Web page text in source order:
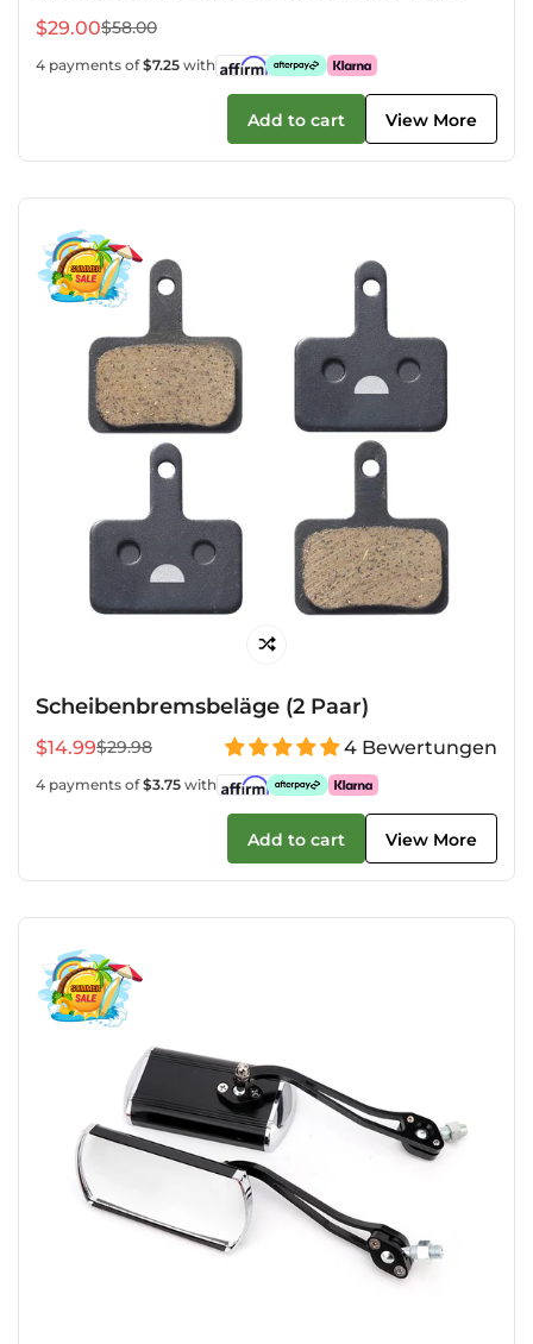
Verkaufspreis
$29.00
Regulärer
Preis
$58.00
4 payments of$7.25 with
Add to cart View More
Scheibenbremsbeläge (2 Paar)
Verkaufspreis
$14.99
Regulärer
Preis
$29.98 4 Bewertungen
4 payments of$3.75 with
Add to cart View More